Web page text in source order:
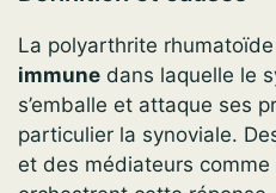
La polyarthrite
immune dans laquelle le
s’emballe et attaque ses
particulier la synoviale.
et des médiateurs comme